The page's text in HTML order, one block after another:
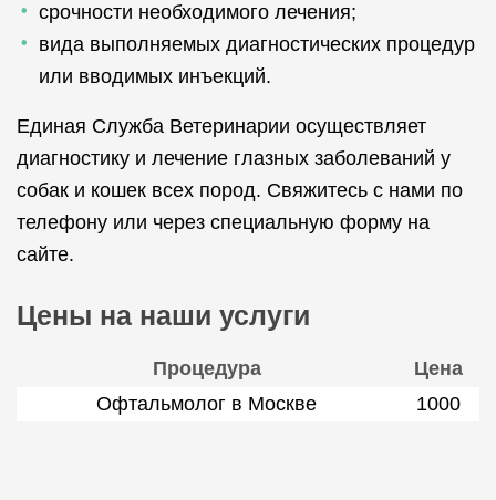
срочности необходимого лечения;
вида выполняемых диагностических процедур
или вводимых инъекций.
Единая Служба Ветеринарии осуществляет
диагностику и лечение глазных заболеваний у
собак и кошек всех пород. Свяжитесь с нами по
телефону или через специальную форму на
сайте.
Цены на наши услуги
Процедура
Цена
Офтальмолог в Москве
1000